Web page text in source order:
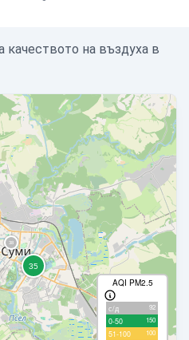
качеството на въздуха в
AQI PM2.5
с/д 92
0-50 150
51-100 100